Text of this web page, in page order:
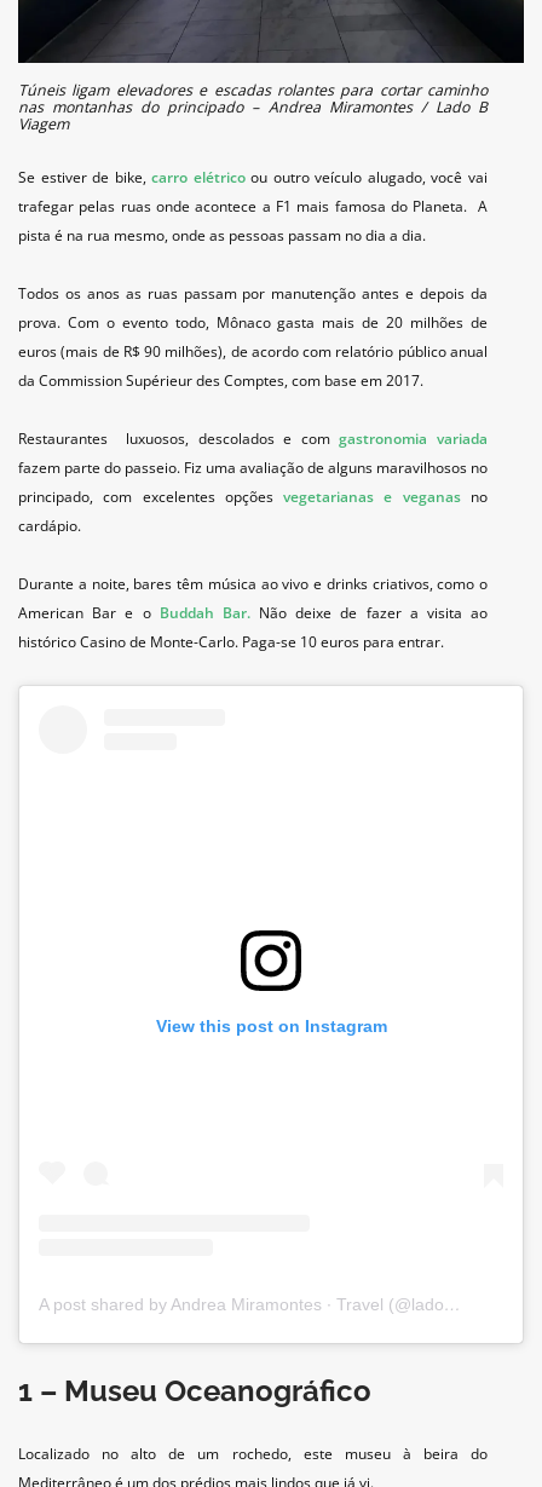
Túneis ligam elevadores e escadas rolantes para cortar caminho
nas montanhas do principado – Andrea Miramontes / Lado B
Viagem
Se estiver de bike,carro elétricoou outro veículo alugado, você vai
trafegar pelas ruas onde acontece a F1 mais famosa do Planeta. A
pista é na rua mesmo, onde as pessoas passam no dia a dia.
Todos os anos as ruas passam por manutenção antes e depois da
prova. Com o evento todo, Mônaco gasta mais de20 milhões de
euros (mais de R$ 90 milhões), de acordo com relatório público anual
da Commission Supérieur des Comptes, com base em 2017.
Restaurantes luxuosos, descolados e comgastronomia variada
fazem parte do passeio. Fiz uma avaliação de alguns maravilhosos no
principado, com excelentes opçõesvegetarianas e veganasno
cardápio.
Durante a noite, bares têm música ao vivo e drinks criativos, como o
American Bar e o Buddah Bar.Não deixe de fazer a visita ao
histórico Casino de Monte-Carlo. Paga-se 10 euros para entrar.
View this post on Instagram
A post shared by Andrea Miramontes ∙ Travel (@ladobviagem)
1 – Museu Oceanográfico
Localizado no alto de um rochedo, este museu à beira do